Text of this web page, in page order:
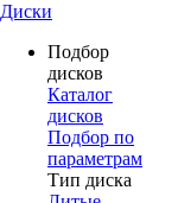
Диски
Подбор
дисков
Каталог
дисков
Подбор по
параметрам
Тип диска